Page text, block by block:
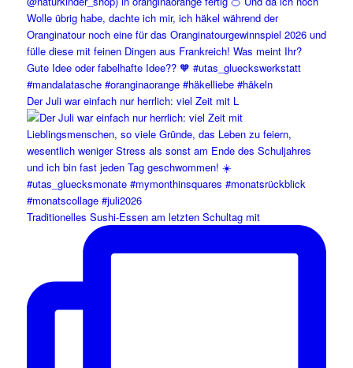
Der Juli war einfach nur herrlich: viel Zeit mit L
Traditionelles Sushi-Essen am letzten Schultag mit